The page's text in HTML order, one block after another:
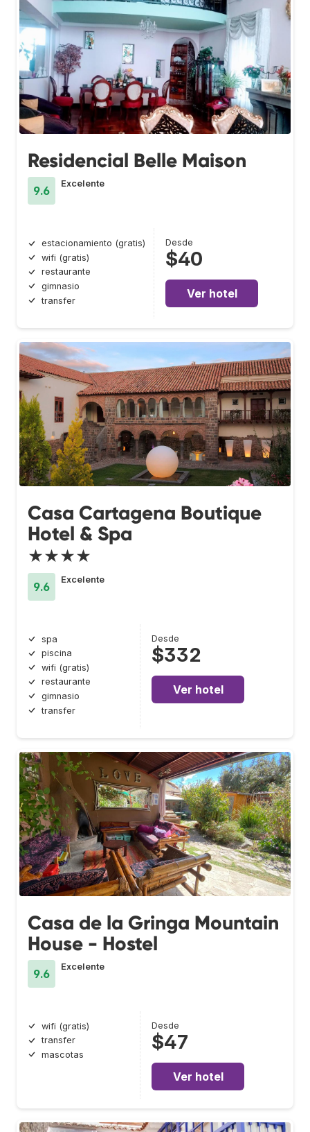
Residencial Belle Maison
9.6
Excelente
estacionamiento (gratis)
wifi (gratis)
restaurante
gimnasio
transfer
Desde
$40
Ver hotel
Casa Cartagena Boutique
Hotel & Spa
★★★★
9.6
Excelente
spa
piscina
wifi (gratis)
restaurante
gimnasio
transfer
Desde
$332
Ver hotel
Casa de la Gringa Mountain
House - Hostel
9.6
Excelente
wifi (gratis)
transfer
mascotas
Desde
$47
Ver hotel